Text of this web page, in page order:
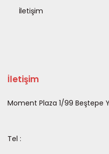
İletişim
İletişim
Moment Plaza 1/99 Beştepe
Tel :